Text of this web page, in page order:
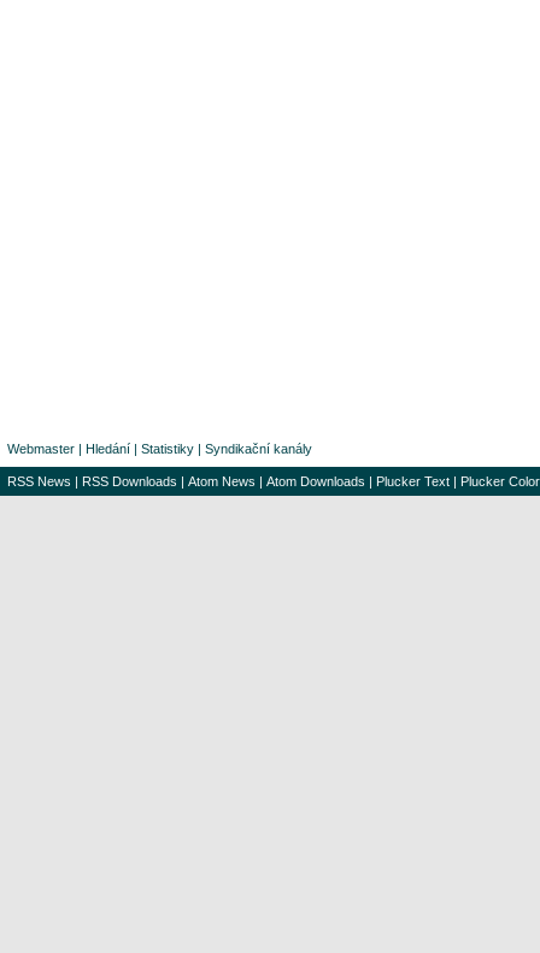
Webmaster | Hledání | Statistiky | Syndikační kanály
RSS News | RSS Downloads | Atom News | Atom Downloads | Plucker Text | Plucker Color